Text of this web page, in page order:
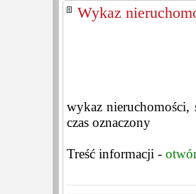
Wykaz
wykaz nieruchomości,
czas oznaczony
Treść informacji -